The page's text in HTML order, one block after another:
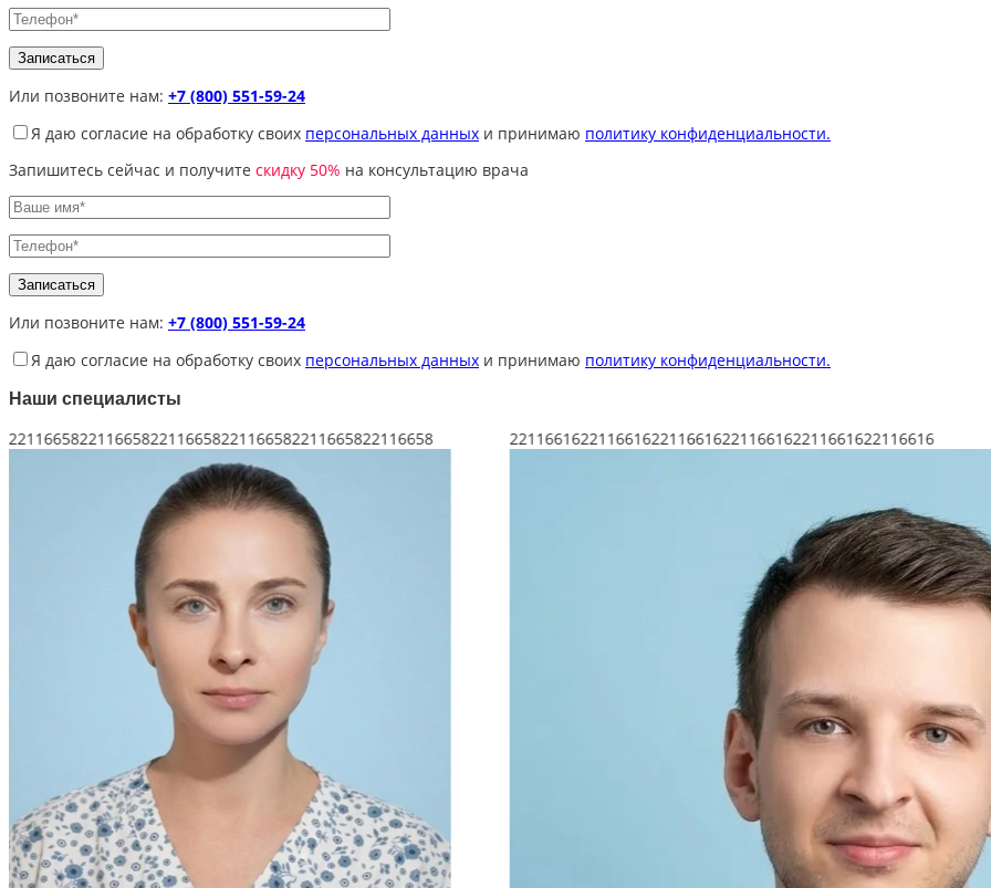
Или позвоните нам: +7 (800) 551-59-24
Я даю согласие на обработку своих персональных данных и принимаю политику конфиденциальности.
Запишитесь сейчас и получите скидку 50% на консультацию врача
Или позвоните нам: +7 (800) 551-59-24
Я даю согласие на обработку своих персональных данных и принимаю политику конфиденциальности.
Наши специалисты
221166162211661622116616221166162211661622116616 221166042211660422116604221166042211660422116604